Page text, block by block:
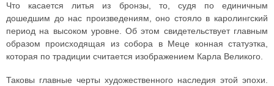
Что касается литья из бронзы, то, судя по единичным
дошедшим до нас произведениям, оно стояло в каролингский
период на высоком уровне. Об этом свидетельствует главным
образом происходящая из собора в Меце конная статуэтка,
которая по традиции считается изображением Карла Великого.
Таковы главные черты художественного наследия этой эпохи.